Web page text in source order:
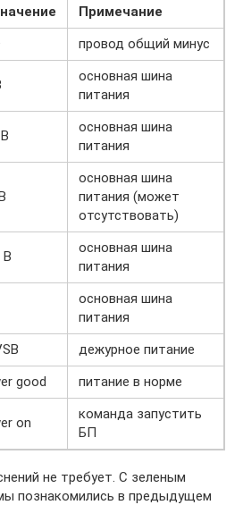
Примечание
провод общий минус
основная шина
питания
основная шина
питания
основная шина
питания (может
отсутствовать)
В
основная шина
питания
основная шина
питания
дежурное питание
good питание в норме
on
команда запустить
БП
не требует. С зеленым
познакомились в предыдущем